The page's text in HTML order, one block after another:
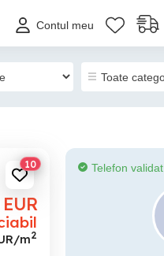
Contul meu
10
EUR
m2
Telefon validat